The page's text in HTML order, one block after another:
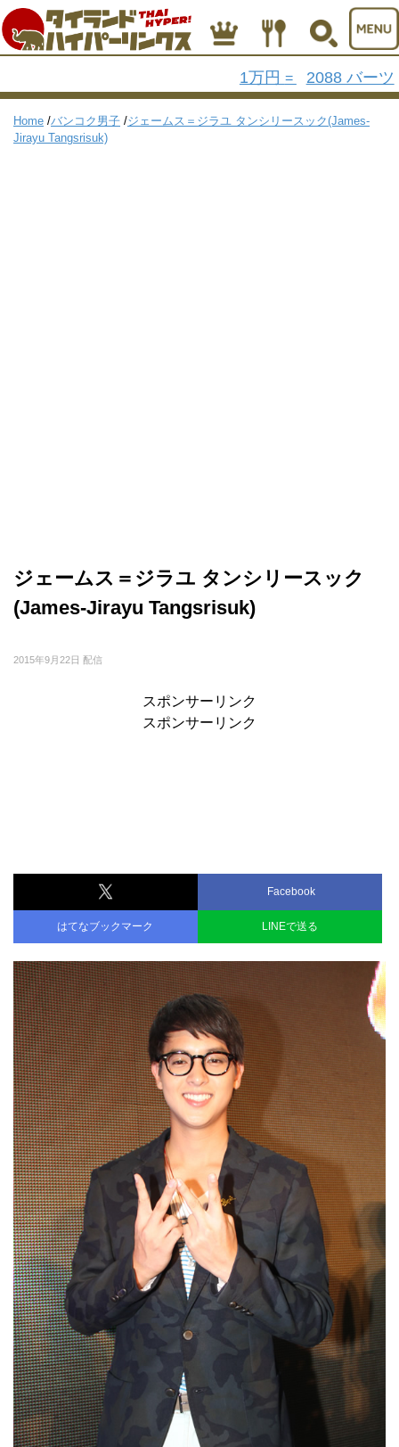
1万円 = 2088 バーツ
Home /バンコク男子 /ジェームス＝ジラユ タンシリースック(James-
Jirayu Tangsrisuk)
ジェームス＝ジラユ タンシリースック
(James-Jirayu Tangsrisuk)
2015年9月22日 配信
スポンサーリンク
スポンサーリンク
Facebook
はてなブックマーク LINEで送る